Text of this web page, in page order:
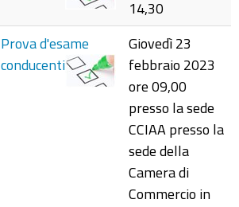
14,30
Prova d'esame
conducenti
Giovedì 23
febbraio 2023
ore 09,00
presso la sede
CCIAA presso la
sede della
Camera di
Commercio in